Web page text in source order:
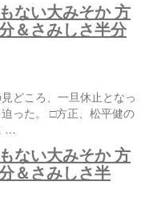
ない大みそか 方
＆さみしさ半分
どころ、一旦休止となっ
った。 □方正、松平健の
…
ない大みそか 方
＆さみしさ半